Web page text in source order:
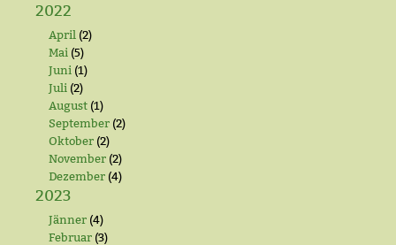
2022
April (2)
Mai (5)
Juni (1)
Juli (2)
August (1)
September (2)
Oktober (2)
November (2)
Dezember (4)
2023
Jänner (4)
Februar (3)